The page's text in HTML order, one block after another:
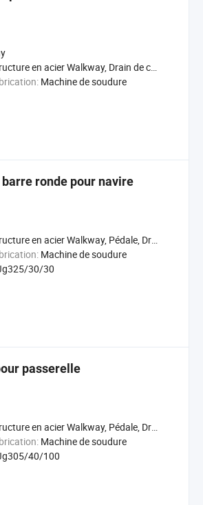
en acier Walkway, Drain de couverture, Oil and Gas
Machine de soudure
ronde pour navire
en acier Walkway, Pédale, Drain de couverture
Machine de soudure
30/30
passerelle
en acier Walkway, Pédale, Drain de couverture
Machine de soudure
40/100